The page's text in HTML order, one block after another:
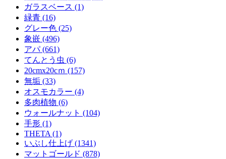
ガラスベース (1)
緑青 (16)
グレー色 (25)
象嵌 (496)
アパ (661)
てんとう虫 (6)
20cmx20cｍ (157)
無垢 (33)
オスモカラー (4)
多肉植物 (6)
ウォールナット (104)
手形 (1)
THETA (1)
いぶし仕上げ (1341)
マットゴールド (878)